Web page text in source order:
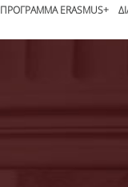
ΠΡΟΓΡΑΜΜΑ ERASMUS+